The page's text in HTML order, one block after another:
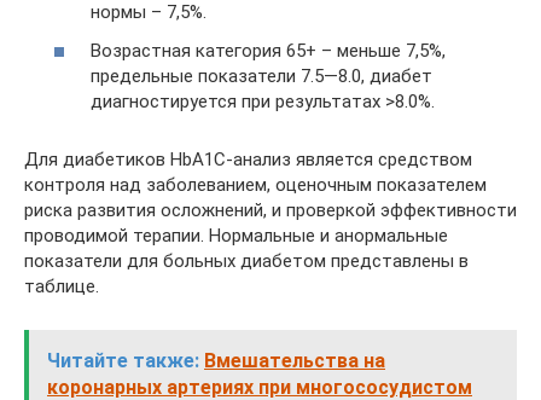
нормы – 7,5%.
Возрастная категория 65+ – меньше 7,5%,
предельные показатели 7.5—8.0, диабет
диагностируется при результатах >8.0%.
Для диабетиков HbA1C-анализ является средством
контроля над заболеванием, оценочным показателем
риска развития осложнений, и проверкой эффективности
проводимой терапии. Нормальные и анормальные
показатели для больных диабетом представлены в
таблице.
Читайте также: Вмешательства на
коронарных артериях при многососудистом